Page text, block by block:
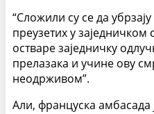
“Сложили су се да
преузетих у заједничком
остваре заједничку
прелазака и учине ову
неодрживом”.
Али, француска амбасада